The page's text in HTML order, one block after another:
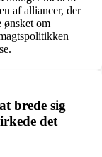
af alliancer, der
ønsket om
brede sig
det